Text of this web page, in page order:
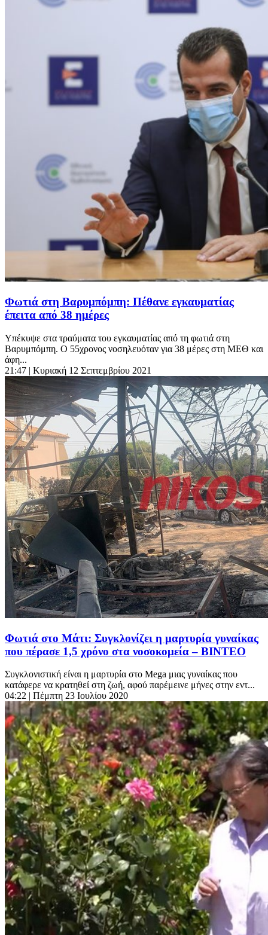
Φωτιά στη Βαρυμπόμπη: Πέθανε εγκαυματίας
έπειτα από 38 ημέρες
Υπέκυψε στα τραύματα του εγκαυματίας από τη φωτιά στη
Βαρυμπόμπη. Ο 55χρονος νοσηλευόταν για 38 μέρες στη ΜΕΘ και
άφη...
21:47 | Κυριακή 12 Σεπτεμβρίου 2021
Φωτιά στο Μάτι: Συγκλονίζει η μαρτυρία γυναίκας
που πέρασε 1,5 χρόνο στα νοσοκομεία – ΒΙΝΤΕΟ
Συγκλονιστική είναι η μαρτυρία στο Μega μιας γυναίκας που
κατάφερε να κρατηθεί στη ζωή, αφού παρέμεινε μήνες στην εντ...
04:22 | Πέμπτη 23 Ιουλίου 2020